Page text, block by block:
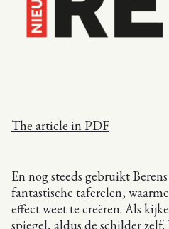
The article in PDF
En nog steeds gebruikt
fantastische taferelen,
effect weet te creëren. Als
spiegel, aldus de schilder